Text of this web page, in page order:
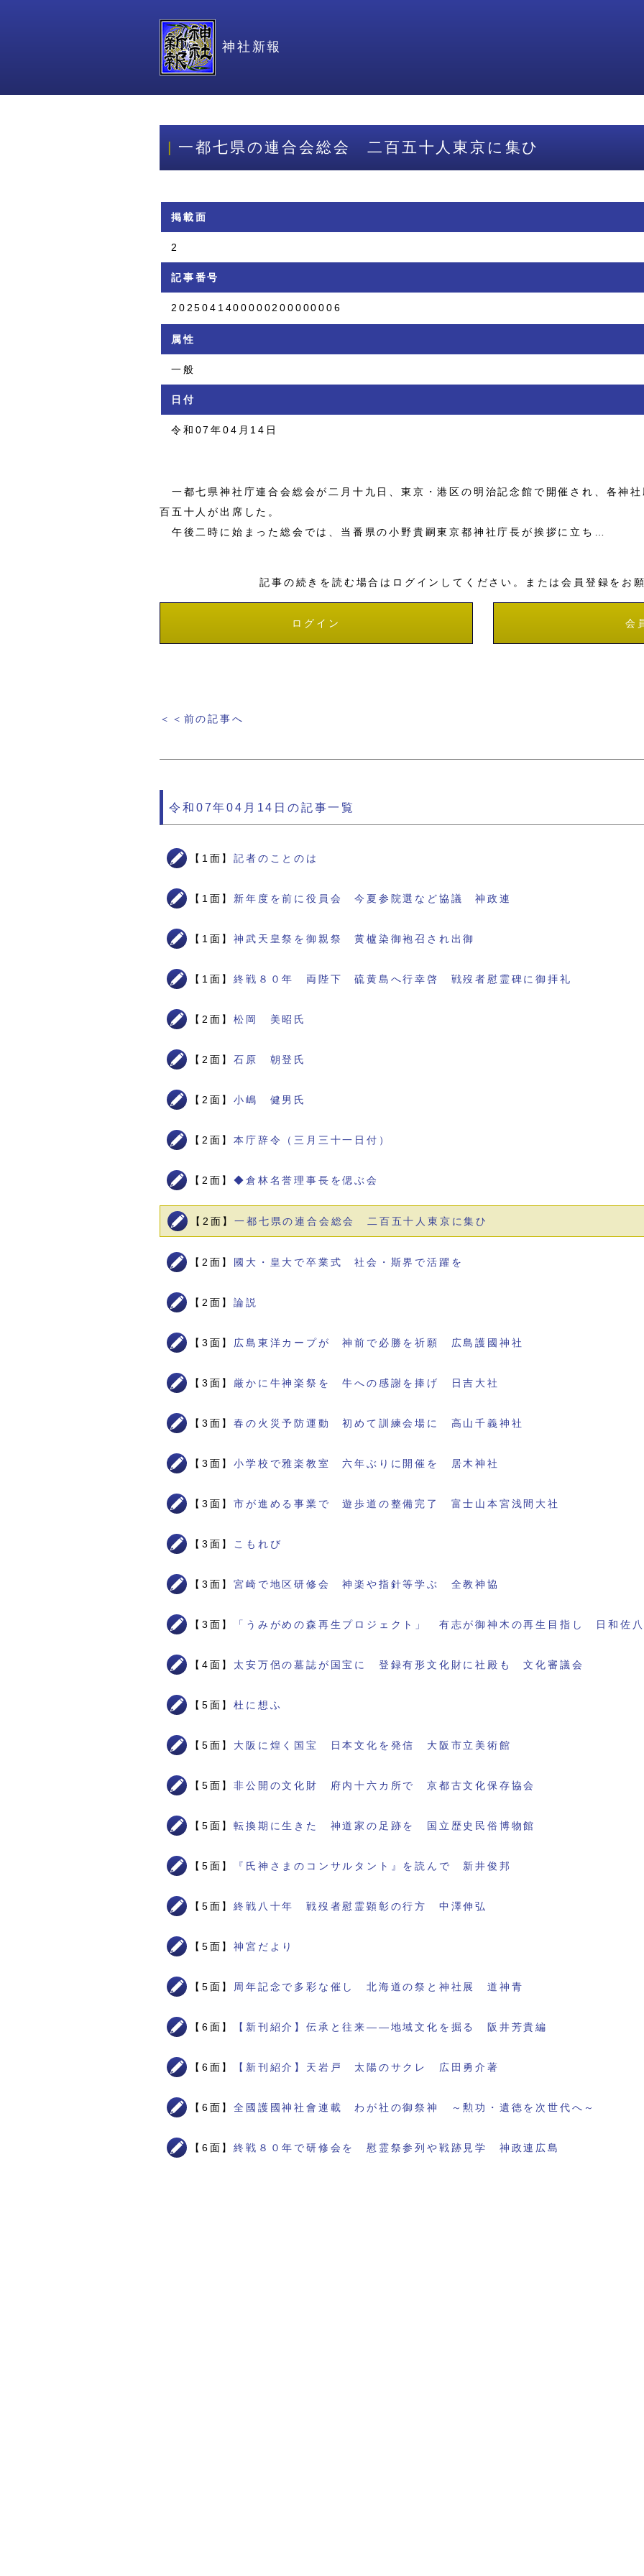
神社新報
一都七県の連合会総会 二百五十人東京に集ひ
掲載面
2
記事番号
2025041400000200000006
属性
一般
日付
令和07年04月14日
一都七県神社庁連合会総会が二月十九日、東京・港区の明治記念館で開催され、各神
百五十人が出席した。
午後二時に始まった総会では、当番県の小野貴嗣東京都神社庁長が挨拶に立ち…
記事の続きを読む場合はログインしてください。または会員登録をお
ログイン 会
＜＜前の記事へ
令和07年04月14日の記事一覧
【1面】記者のことのは
【1面】 新年度を前に役員会 今夏参院選など協議 神政連
【1面】神武天皇祭を御親祭 黄櫨染御袍召され出御
【1面】終戦８０年 両陛下 硫黄島へ行幸啓 戦歿者慰霊碑に御拝礼
【2面】松岡 美昭氏
【2面】石原 朝登氏
【2面】小嶋 健男氏
【2面】本庁辞令（三月三十一日付）
【2面】◆倉林名誉理事長を偲ぶ会
【2面】一都七県の連合会総会 二百五十人東京に集ひ
【2面】 國大・皇大で卒業式 社会・斯界で活躍を
【2面】論説
【3面】 広島東洋カープが 神前で必勝を祈願 広島護國神社
【3面】 厳かに牛神楽祭を 牛への感謝を捧げ 日吉大社
【3面】春の火災予防運動 初めて訓練会場に 高山千義神社
【3面】小学校で雅楽教室 六年ぶりに開催を 居木神社
【3面】市が進める事業で 遊歩道の整備完了 富士山本宮浅間大社
【3面】 こもれび
【3面】宮崎で地区研修会 神楽や指針等学ぶ 全教神協
【3面】 「うみがめの森再生プロジェクト」 有志が御神木の再生目指し 日和佐
【4面】 太安万侶の墓誌が国宝に 登録有形文化財に社殿も 文化審議会
【5面】杜に想ふ
【5面】 大阪に煌く国宝 日本文化を発信 大阪市立美術館
【5面】非公開の文化財 府内十六カ所で 京都古文化保存協会
【5面】転換期に生きた 神道家の足跡を 国立歴史民俗博物館
【5面】 『氏神さまのコンサルタント』を読んで 新井俊邦
【5面】終戦八十年 戦歿者慰霊顕彰の行方 中澤伸弘
【5面】神宮だより
【5面】 周年記念で多彩な催し 北海道の祭と神社展 道神青
【6面】 【新刊紹介】伝承と往来――地域文化を掘る 阪井芳貴編
【6面】 【新刊紹介】天岩戸 太陽のサクレ 広田勇介著
【6面】全國護國神社會連載 わが社の御祭神 ～勲功・遺徳を次世代へ～
【6面】終戦８０年で研修会を 慰霊祭参列や戦跡見学 神政連広島